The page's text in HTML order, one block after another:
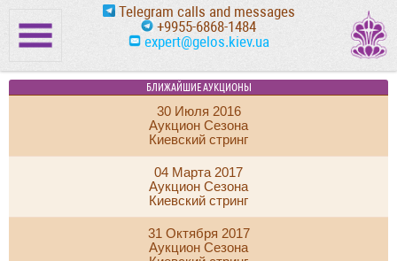
Telegram calls and messages
+9955-6868-1484
expert@gelos.kiev.ua
БЛИЖАЙШИЕ АУКЦИОНЫ
30 Июля 2016
Аукцион Сезона
Киевский стринг
04 Марта 2017
Аукцион Сезона
Киевский стринг
31 Октября 2017
Аукцион Сезона